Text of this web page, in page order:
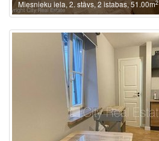
Miesnieku iela, 2. stāvs, 2 istabas, 51.00m2